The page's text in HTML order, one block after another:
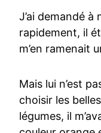
J’ai demandé à
rapidement, il
m’en ramenait
Mais lui n’est
choisir les
légumes, il